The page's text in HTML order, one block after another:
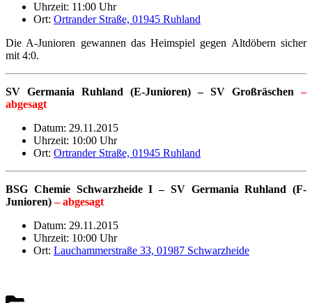
Uhrzeit: 11:00 Uhr
Ort: Ortrander Straße, 01945 Ruhland
Die A-Junioren gewannen das Heimspiel gegen Altdöbern sicher
mit 4:0.
SV Germania Ruhland (E-Junioren) – SV Großräschen –
abgesagt
Datum: 29.11.2015
Uhrzeit: 10:00 Uhr
Ort: Ortrander Straße, 01945 Ruhland
BSG Chemie Schwarzheide I – SV Germania Ruhland (F-
Junioren)– abgesagt
Datum: 29.11.2015
Uhrzeit: 10:00 Uhr
Ort: Lauchammerstraße 33, 01987 Schwarzheide